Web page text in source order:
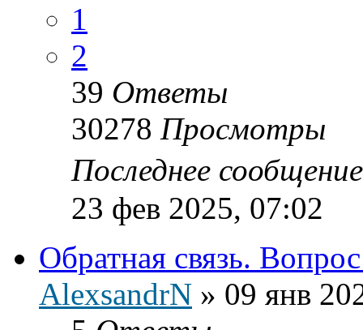
1
2
39 Ответы
30278 Просмотры
Последнее
23 фев 2025, 07:02
Обратная связь.
AlexsandrN » 09 янв